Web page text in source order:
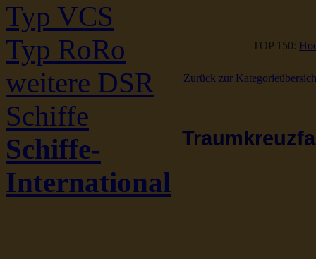
Typ VCS
Typ RoRo
weitere DSR
Schiffe
Schiffe-
International
TOP 150:
Zurück zur